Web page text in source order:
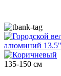
135-150 см